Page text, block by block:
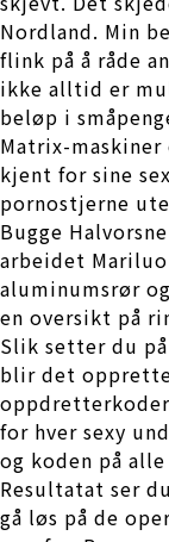
Nordland. Min
flink på å råde
ikke alltid er
beløp i
Matrix-maskiner
kjent for sine
pornostjerne
Bugge
arbeidet
aluminumsrør
en oversikt på
Slik setter du
blir det
oppdretterkoder
for hver sexy
og koden på
Resultatat ser
gå løs på de